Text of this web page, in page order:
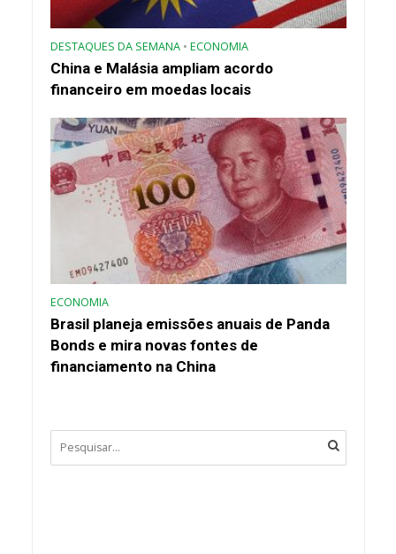
DESTAQUES DA SEMANA • ECONOMIA
China e Malásia ampliam acordo
financeiro em moedas locais
ECONOMIA
Brasil planeja emissões anuais de Panda
Bonds e mira novas fontes de
financiamento na China